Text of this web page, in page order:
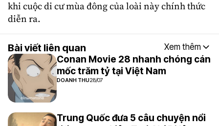
khi cuộc di cư mùa đông của loài này chính thức
diễn ra.
Bài viết liên quan Xem thêm
Conan Movie 28 nhanh chóng cán
mốc trăm tỷ tại Việt Nam
DOANH THU28/07
Trung Quốc đưa 5 câu chuyện nổi